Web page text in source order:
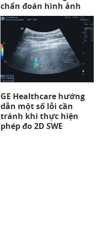
chẩn đoán hình ảnh
GE Healthcare hướng
dẫn một số lỗi cần
tránh khi thực hiện
phép đo 2D SWE